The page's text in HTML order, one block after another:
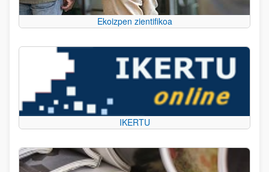
Ekoizpen zientifikoa
IKERTU